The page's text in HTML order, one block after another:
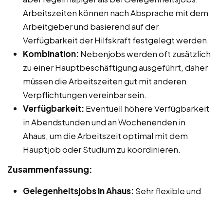
Arbeitszeiten können nach Absprache mit dem
Arbeitgeber und basierend auf der
Verfügbarkeit der Hilfskraft festgelegt werden.
Kombination: Nebenjobs werden oft zusätzlich
zu einer Hauptbeschäftigung ausgeführt, daher
müssen die Arbeitszeiten gut mit anderen
Verpflichtungen vereinbar sein.
Verfügbarkeit: Eventuell höhere Verfügbarkeit
in Abendstunden und an Wochenenden in
Ahaus, um die Arbeitszeit optimal mit dem
Hauptjob oder Studium zu koordinieren.
Zusammenfassung:
Gelegenheitsjobs in Ahaus: Sehr flexible und